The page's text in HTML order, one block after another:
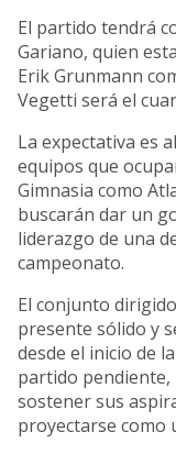
El partido tendrá
Gariano, quien
Erik Grunmann
Vegetti será el
La expectativa es
equipos que
Gimnasia como
buscarán dar un
liderazgo de una
campeonato.
El conjunto
presente sólido y
desde el inicio de
partido
sostener sus
proyectarse como